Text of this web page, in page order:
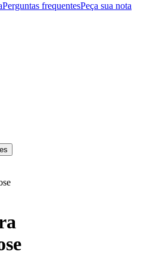
Perguntas frequentesPeça sua nota